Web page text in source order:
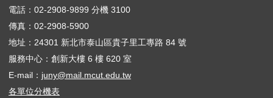
電話：02-2908-9899 分機 3100
傳真：02-2908-5900
地址：24301 新北市泰山區貴子里工專路 84 號
服務中心：創新大樓 6 樓 620 室
E-mail： juny@mail.mcut.edu.tw
各單位分機表